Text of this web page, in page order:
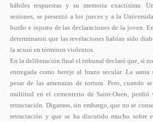
hábiles respuestas y su memoria exactísima.
sesiones, se presentó a los jueces y a la
burdo e injusto de las declaraciones de la joven.
determinaron que las revelaciones habían sido
la acusó en términos violentos.
En la deliberación final el tribunal declaró que, si no
entregada como hereje al brazo secular. La santa
pesar de las amenazas de tortura. Pero, cuando
multitud en el cementerio de Saint-Ouen,
retractación. Digamos, sin embargo, que no se
retractación y que se ha discutido mucho sobre